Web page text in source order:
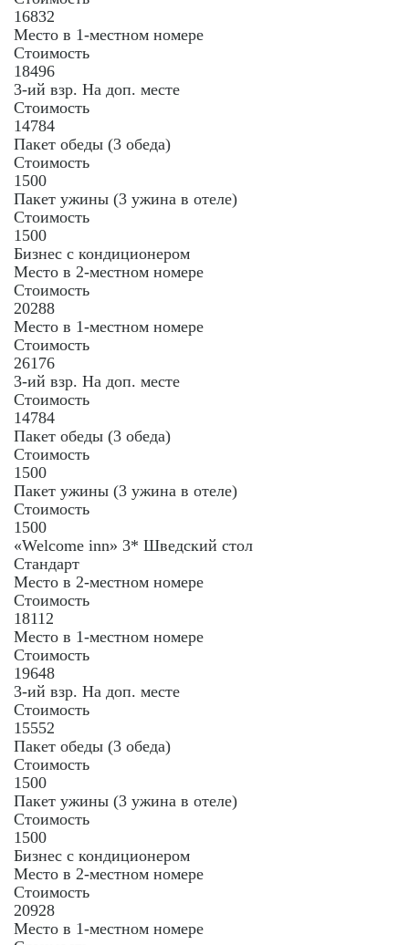
16832
Место в 1-местном номере
Стоимость
18496
3-ий взр. На доп. месте
Стоимость
14784
Пакет обеды (3 обеда)
Стоимость
1500
Пакет ужины (3 ужина в отеле)
Стоимость
1500
Бизнес с кондиционером
Место в 2-местном номере
Стоимость
20288
Место в 1-местном номере
Стоимость
26176
3-ий взр. На доп. месте
Стоимость
14784
Пакет обеды (3 обеда)
Стоимость
1500
Пакет ужины (3 ужина в отеле)
Стоимость
1500
«Welcome inn» 3* Шведский стол
Стандарт
Место в 2-местном номере
Стоимость
18112
Место в 1-местном номере
Стоимость
19648
3-ий взр. На доп. месте
Стоимость
15552
Пакет обеды (3 обеда)
Стоимость
1500
Пакет ужины (3 ужина в отеле)
Стоимость
1500
Бизнес с кондиционером
Место в 2-местном номере
Стоимость
20928
Место в 1-местном номере